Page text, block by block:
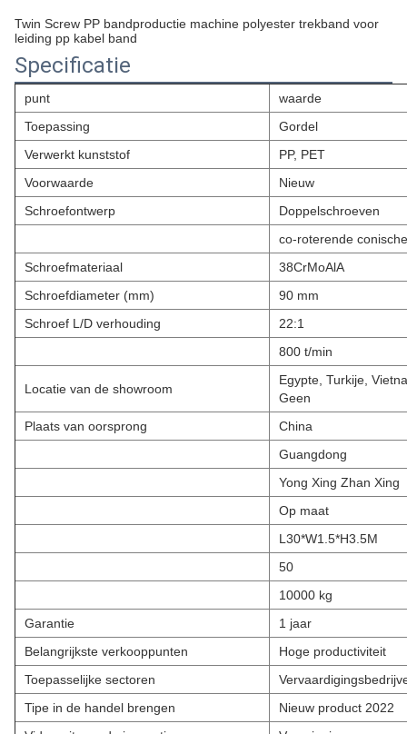
Twin Screw PP bandproductie machine polyester trekband voor
leiding pp kabel band
Specificatie
punt
waarde
Toepassing
Gordel
Verwerkt kunststof
PP, PET
Voorwaarde
Nieuw
Schroefontwerp
Doppelschroeven
co-roterende
Schroefmateriaal
38CrMoAlA
Schroefdiameter (mm)
90 mm
Schroef L/D verhouding
22:1
800 t/min
Locatie van de showroom
Egypte, Turkije,
Geen
Plaats van oorsprong
China
Guangdong
Yong Xing Zhan Xing
Op maat
L30*W1.5*H3.5M
50
10000 kg
Garantie
1 jaar
Belangrijkste verkooppunten
Hoge productiviteit
Toepasselijke sectoren
Tipe in de handel brengen
Nieuw product 2022